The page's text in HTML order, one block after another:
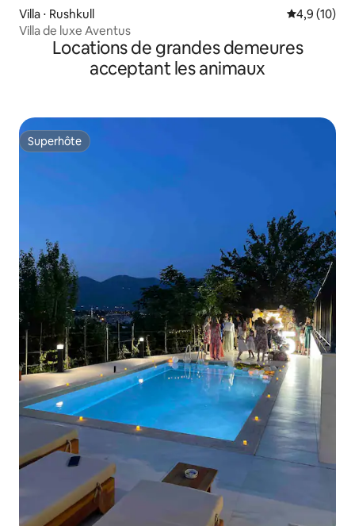
Villa ⋅ Rushkull Évaluation
4,9 (10)
Villa de luxe Aventus
Locations de grandes demeures
acceptant les animaux
Superhôte
Superhôte